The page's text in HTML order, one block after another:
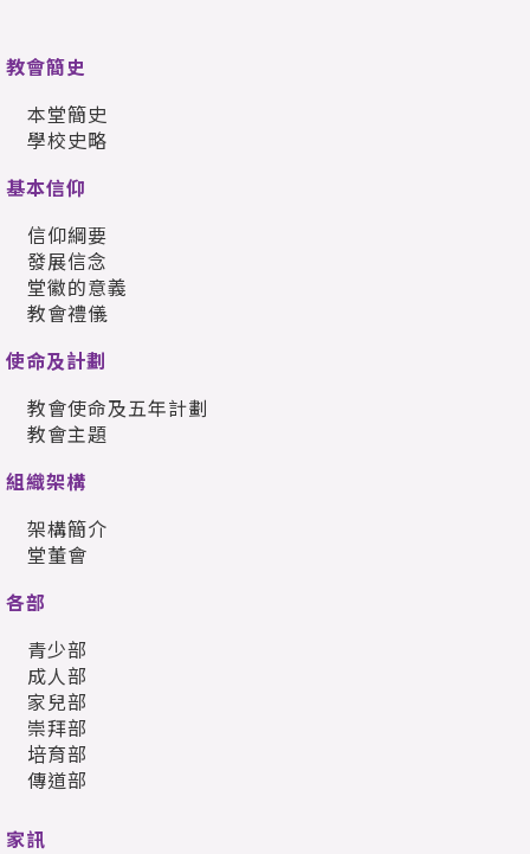
教會簡史
本堂簡史
學校史略
基本信仰
信仰綱要
發展信念
堂徽的意義
教會禮儀
使命及計劃
教會使命及五年計劃
教會主題
組織架構
架構簡介
堂董會
各部
青少部
成人部
家兒部
崇拜部
培育部
傳道部
家訊